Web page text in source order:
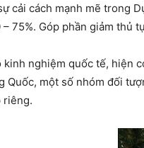
cải cách mạnh mẽ trong
– 75%. Góp phần giảm thủ
kinh nghiệm quốc tế, hiện
Quốc, một số nhóm đối
riêng.